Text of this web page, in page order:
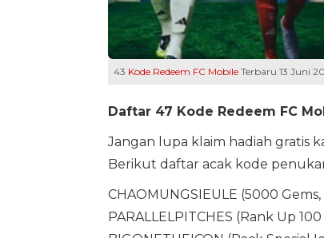
43 Kode Redeem FC MobileTerbaru 13 Juni
Daftar 47 Kode Redeem FC
Jangan lupa klaim hadiah gratis
Berikut daftar acak kode
CHAOMUNGSIEULE (5000
PARALLELPITCHES (Rank Up